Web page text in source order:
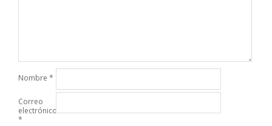
Nombre *
Correo
electrónico
*